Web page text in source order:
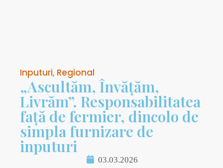
Inputuri, Regional
„Ascultăm, Învățăm,
Livrăm”. Responsabilitatea
față de fermier, dincolo de
simpla furnizare de
inputuri
03.03.2026